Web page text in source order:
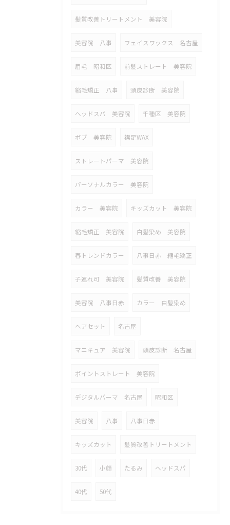
髪質改善トリートメント 美容院
美容院 八事 フェイスワックス 名古屋
眉毛 昭和区 前髪ストレート 美容院
縮毛矯正 八事 頭皮診断 美容院
ヘッドスパ 美容院 千種区 美容院
ボブ 美容院 襟足WAX
ストレートパーマ 美容院
パーソナルカラー 美容院
カラー 美容院 キッズカット 美容院
縮毛矯正 美容院 白髪染め 美容院
春トレンドカラー 八事日赤 縮毛矯正
子連れ可 美容院 髪質改善 美容院
美容院 八事日赤 カラー 白髪染め
ヘアセット 名古屋
マニキュア 美容院 頭皮診断 名古屋
ポイントストレート 美容院
デジタルパーマ 名古屋 昭和区
美容院 八事 八事日赤
キッズカット 髪質改善トリートメント
30代 小顔 たるみ ヘッドスパ
40代 50代